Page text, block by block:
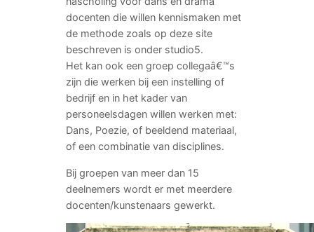
docenten die willen kennismaken met
de methode zoals op deze site
beschreven is onder studio5.
Het kan ook een groep collegaâ€™s
zijn die werken bij een instelling of
bedrijf en in het kader van
personeelsdagen willen werken met:
Dans, Poezie, of beeldend materiaal,
of een combinatie van disciplines.
Bij groepen van meer dan 15
deelnemers wordt er met meerdere
docenten/kunstenaars gewerkt.